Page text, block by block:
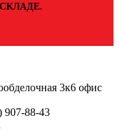
3к6 офис
907-88-43